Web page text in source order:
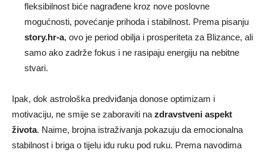
fleksibilnost biće nagrađene kroz nove poslovne
mogućnosti, povećanje prihoda i stabilnost. Prema pisanju
story.hr-a, ovo je period obilja i prosperiteta za Blizance, ali
samo ako zadrže fokus i ne rasipaju energiju na nebitne
stvari.
Ipak, dok astrološka predviđanja donose optimizam i
motivaciju, ne smije se zaboraviti na zdravstveni aspekt
života. Naime, brojna istraživanja pokazuju da emocionalna
stabilnost i briga o tijelu idu ruku pod ruku. Prema navodima